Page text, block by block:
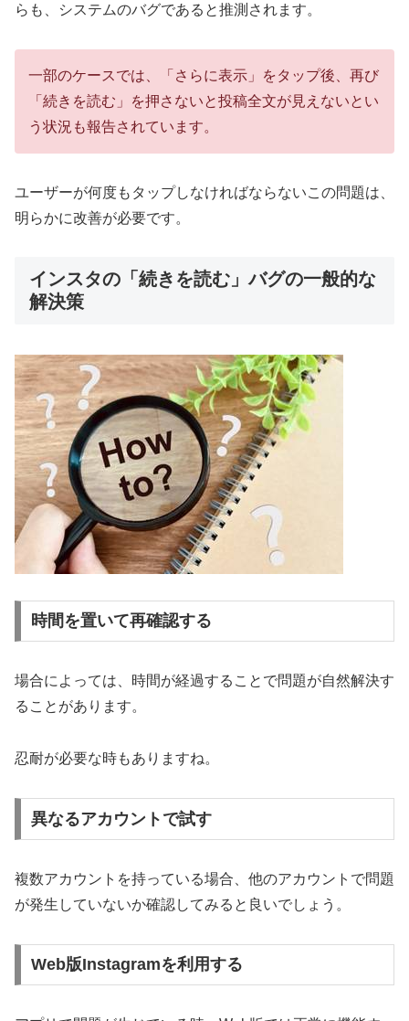
らも、システムのバグであると推測されます。
一部のケースでは、「さらに表示」をタップ後、再び
「続きを読む」を押さないと投稿全文が見えないとい
う状況も報告されています。
ユーザーが何度もタップしなければならないこの問題は、
明らかに改善が必要です。
インスタの「続きを読む」バグの一般的な
解決策
時間を置いて再確認する
場合によっては、時間が経過することで問題が自然解決す
ることがあります。
忍耐が必要な時もありますね。
異なるアカウントで試す
複数アカウントを持っている場合、他のアカウントで問題
が発生していないか確認してみると良いでしょう。
Web版Instagramを利用する